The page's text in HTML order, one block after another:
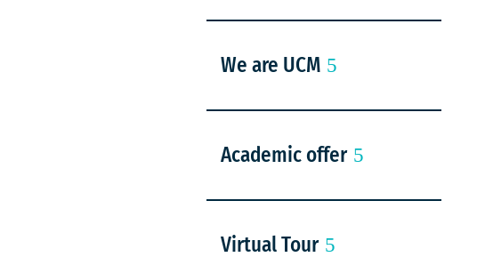
We are UCM
Academic offer
Virtual Tour